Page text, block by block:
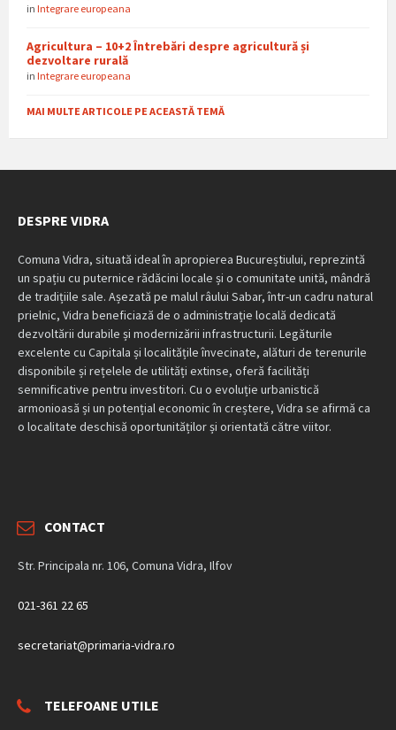
in Integrare europeana
Agricultura – 10+2 Întrebări despre agricultură și
dezvoltare rurală
in Integrare europeana
MAI MULTE ARTICOLE PE ACEASTĂ TEMĂ
DESPRE VIDRA
Comuna Vidra, situată ideal în apropierea Bucureștiului, reprezintă
un spațiu cu puternice rădăcini locale și o comunitate unită, mândră
de tradițiile sale. Așezată pe malul râului Sabar, într-un cadru natural
prielnic, Vidra beneficiază de o administrație locală dedicată
dezvoltării durabile și modernizării infrastructurii. Legăturile
excelente cu Capitala și localitățile învecinate, alături de terenurile
disponibile și rețelele de utilități extinse, oferă facilități
semnificative pentru investitori. Cu o evoluție urbanistică
armonioasă și un potențial economic în creștere, Vidra se afirmă ca
o localitate deschisă oportunităților și orientată către viitor.
CONTACT
Str. Principala nr. 106, Comuna Vidra, Ilfov
021-361 22 65
secretariat@primaria-vidra.ro
TELEFOANE UTILE